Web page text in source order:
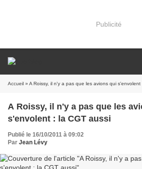
Publicité
Accueil » A Roissy, il n'y a pas que les avions qui s'envolent
A Roissy, il n'y a pas que les
s'envolent : la CGT aussi
Publié le 16/10/2011 à 09:02
Par Jean Lévy